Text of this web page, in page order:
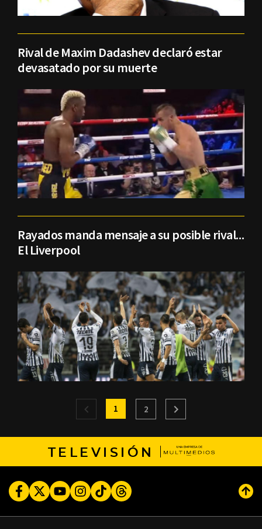
Rival de Maxim Dadashev declaró estar
devasatado por su muerte
Rayados manda mensaje a su posible rival...
El Liverpool
1 2
TELEVISIÓN
FacebookTwitterYoutubeInstagram
TikTokThreads